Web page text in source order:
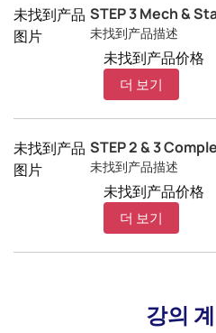
未找到产品
图片
STEP 3 Mech &
未找到产品描述
未找到产品价格
더 보기
未找到产品
图片
STEP 2 & 3
未找到产品描述
未找到产品价格
더 보기
강의